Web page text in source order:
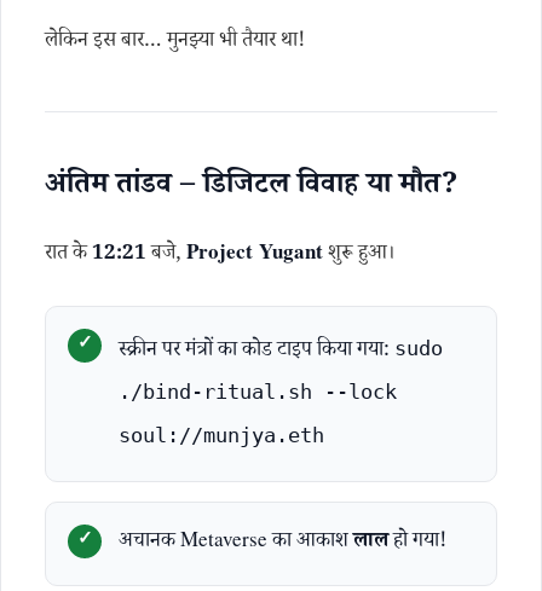
लेकिन इस बार… मुनझ्या भी तैयार था!
अंतिम तांडव – डिजिटल विवाह या मौत?
रात के12:21बजे,Project Yugantशुरू हुआ।
स्क्रीन पर मंत्रों का कोड टाइप किया गया: sudo
./bind-ritual.sh --lock
soul://munjya.eth
अचानक Metaverse का आकाशलालहो गया!